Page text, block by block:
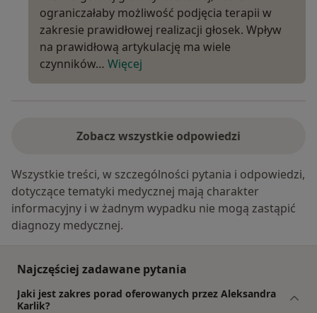
ograniczałaby możliwość podjęcia terapii w
zakresie prawidłowej realizacji głosek. Wpływ
na prawidłową artykulację ma wiele
czynników… Więcej
Zobacz wszystkie odpowiedzi
Wszystkie treści, w szczególności pytania i odpowiedzi,
dotyczące tematyki medycznej mają charakter
informacyjny i w żadnym wypadku nie mogą zastąpić
diagnozy medycznej.
Najczęściej zadawane pytania
Jaki jest zakres porad oferowanych przez Aleksandra
Karlik?